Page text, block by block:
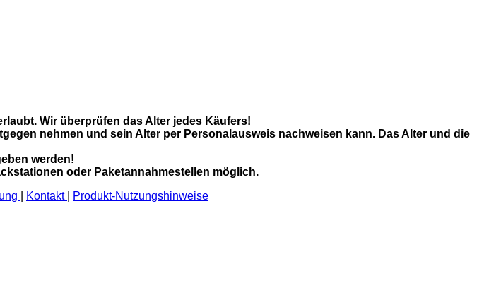
Wir überprüfen das Alter jedes Käufers!
nehmen und sein Alter per Personalausweis nachweisen kann. Das Alter und die
werden!
oder Paketannahmestellen möglich.
Kontakt Produkt-Nutzungshinweise